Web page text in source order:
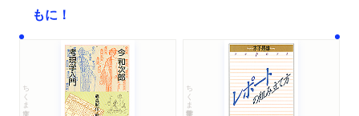
もに！
ちくま文庫 ちくま学芸文庫